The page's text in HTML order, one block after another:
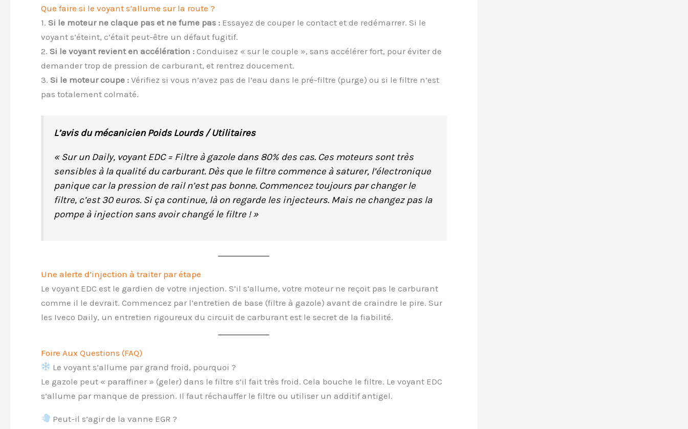
Que faire si le voyant s’allume sur la route ?
1. Si le moteur ne claque pas et ne fume pas : Essayez de couper le contact et de redémarrer. Si le
voyant s’éteint, c’était peut-être un défaut fugitif.
2. Si le voyant revient en accélération : Conduisez « sur le couple », sans accélérer fort, pour éviter de
demander trop de pression de carburant, et rentrez doucement.
3. Si le moteur coupe : Vérifiez si vous n’avez pas de l’eau dans le pré-filtre (purge) ou si le filtre n’est
pas totalement colmaté.
L’avis du mécanicien Poids Lourds / Utilitaires
« Sur un Daily, voyant EDC = Filtre à gazole dans 80% des cas. Ces moteurs sont très
sensibles à la qualité du carburant. Dès que le filtre commence à saturer, l’électronique
panique car la pression de rail n’est pas bonne. Commencez toujours par changer le
filtre, c’est 30 euros. Si ça continue, là on regarde les injecteurs. Mais ne changez pas la
pompe à injection sans avoir changé le filtre ! »
Une alerte d’injection à traiter par étape
Le voyant EDC est le gardien de votre injection. S’il s’allume, votre moteur ne reçoit pas le carburant
comme il le devrait. Commencez par l’entretien de base (filtre à gazole) avant de craindre le pire. Sur
les Iveco Daily, un entretien rigoureux du circuit de carburant est le secret de la fiabilité.
Foire Aux Questions (FAQ)
Le voyant s’allume par grand froid, pourquoi ?
Le gazole peut « paraffiner » (geler) dans le filtre s’il fait très froid. Cela bouche le filtre. Le voyant EDC
s’allume par manque de pression. Il faut réchauffer le filtre ou utiliser un additif antigel.
Peut-il s’agir de la vanne EGR ?